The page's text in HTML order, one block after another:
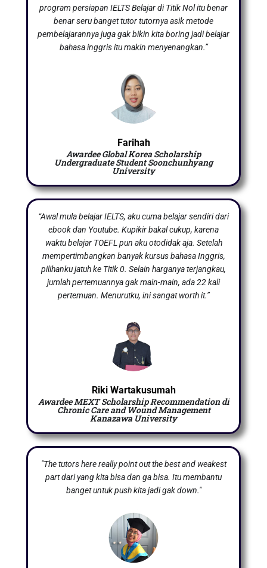
program persiapan IELTS Belajar di Titik Nol itu benar
benar seru banget tutor tutornya asik metode
pembelajarannya juga gak bikin kita boring jadi belajar
bahasa inggris itu makin menyenangkan.”
Farihah
Awardee Global Korea Scholarship
Undergraduate Student Soonchunhyang
University
“Awal mula belajar IELTS, aku cuma belajar sendiri dari
ebook dan Youtube. Kupikir bakal cukup, karena
waktu belajar TOEFL pun aku otodidak aja. Setelah
mempertimbangkan banyak kursus bahasa Inggris,
pilihanku jatuh ke Titik 0. Selain harganya terjangkau,
jumlah pertemuannya gak main-main, ada 22 kali
pertemuan. Menurutku, ini sangat worth it.”
Riki Wartakusumah
Awardee MEXT Scholarship Recommendation di
Chronic Care and Wound Management
Kanazawa University
"The tutors here really point out the best and weakest
part dari yang kita bisa dan ga bisa. Itu membantu
banget untuk push kita jadi gak down."